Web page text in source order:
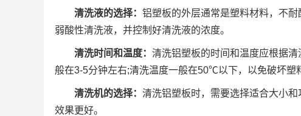
清洗液的选择： 铝塑板的外层通常是塑料材料，不
弱酸性清洗液，并控制好清洗液的浓度。
清洗时间和温度： 清洗铝塑板的时间和温度应根据
般在3-5分钟左右;清洗温度一般在50℃以下，以免破坏塑
清洗机的选择： 清洗铝塑板时，需要选择适合大小
效果更好。